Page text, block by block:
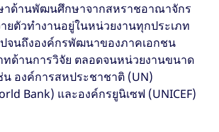
าด้านพัฒนศึกษาจากสหราชอาณาจักร
ยตัวทำงานอยู่ในหน่วยงานทุกประเภท
จนถึงองค์กรพัฒนาของภาคเอกชน
ทด้านการวิจัย ตลอดจนหน่วยงานขนาด
องค์การสหประชาชาติ (UN)
Bank) และองค์กรยูนิเซฟ (UNICEF)